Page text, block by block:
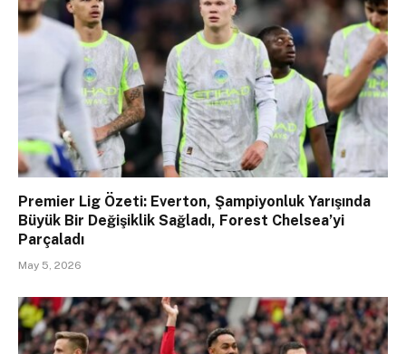
Premier Lig Özeti: Everton, Şampiyonluk Yarışında
Büyük Bir Değişiklik Sağladı, Forest Chelsea’yi
Parçaladı
May 5, 2026